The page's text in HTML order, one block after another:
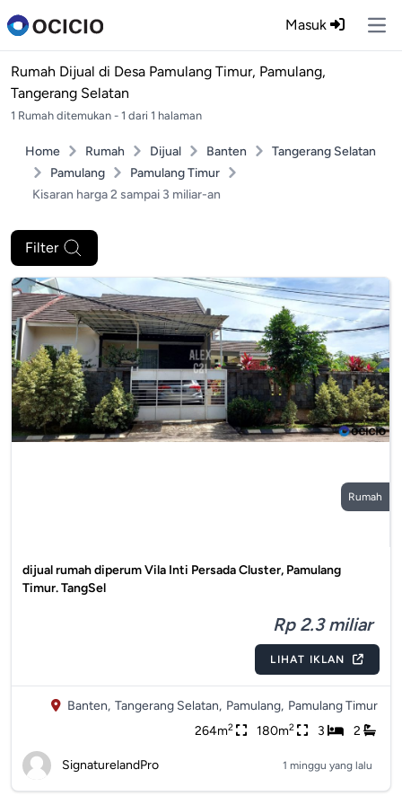
Masuk
Rumah Dijual di Desa Pamulang Timur, Pamulang,
Tangerang Selatan
1 Rumah ditemukan - 1 dari 1 halaman
Home Rumah Dijual Banten
Tangerang Selatan
Pamulang
Pamulang Timur
Kisaran harga 2 sampai 3 miliar-an
Filter
Rumah
dijual rumah diperum Vila Inti Persada Cluster, Pamulang
Timur. TangSel
Rp 2.3 miliar
LIHAT IKLAN
Banten, Tangerang Selatan, Pamulang, Pamulang Timur
264m2 180m2 3 2
SignaturelandPro 1 minggu yang lalu